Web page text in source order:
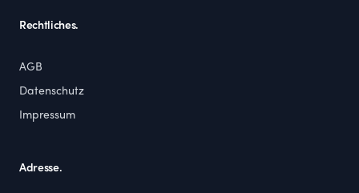
Rechtliches.
AGB
Datenschutz
Impressum
Adresse.